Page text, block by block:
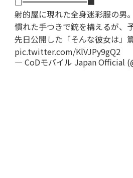
射的屋に現れた全身迷彩服の男。
慣れた手つきで銃を構えるが、
先日公開した「そんな彼女は」
pic.twitter.com/KlVJPy9gQ2
— CoDモバイル Japan Official